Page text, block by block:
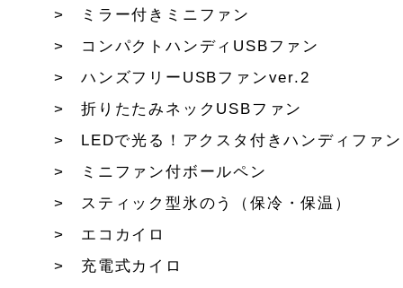
ミラー付きミニファン
コンパクトハンディUSBファン
ハンズフリーUSBファンver.2
折りたたみネックUSBファン
LEDで光る！アクスタ付きハンディファン
ミニファン付ボールペン
スティック型氷のう（保冷・保温）
エコカイロ
充電式カイロ